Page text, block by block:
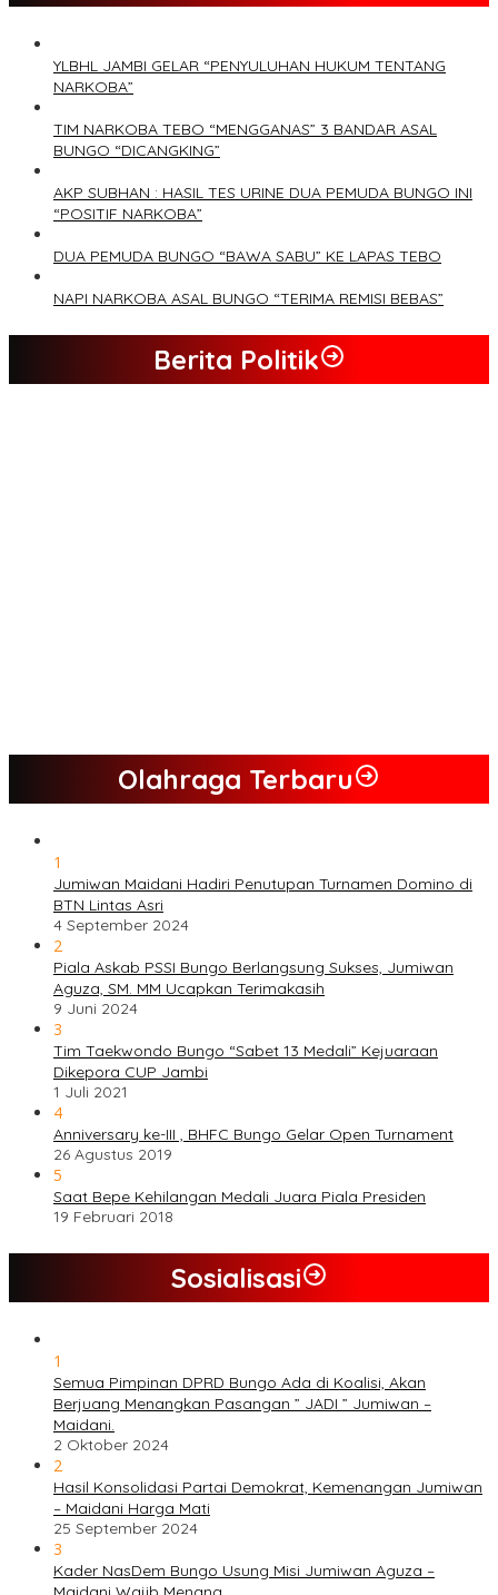
YLBHL JAMBI GELAR “PENYULUHAN HUKUM TENTANG
NARKOBA”
TIM NARKOBA TEBO “MENGGANAS” 3 BANDAR ASAL
BUNGO “DICANGKING”
AKP SUBHAN : HASIL TES URINE DUA PEMUDA BUNGO INI
“POSITIF NARKOBA”
DUA PEMUDA BUNGO “BAWA SABU” KE LAPAS TEBO
NAPI NARKOBA ASAL BUNGO “TERIMA REMISI BEBAS”
Berita Politik
Olahraga Terbaru
1
Jumiwan Maidani Hadiri Penutupan Turnamen Domino di
BTN Lintas Asri
4 September 2024
2
Piala Askab PSSI Bungo Berlangsung Sukses, Jumiwan
Aguza, SM. MM Ucapkan Terimakasih
9 Juni 2024
3
Tim Taekwondo Bungo “Sabet 13 Medali” Kejuaraan
Dikepora CUP Jambi
1 Juli 2021
4
Anniversary ke-III , BHFC Bungo Gelar Open Turnament
26 Agustus 2019
5
Saat Bepe Kehilangan Medali Juara Piala Presiden
19 Februari 2018
Sosialisasi
1
Semua Pimpinan DPRD Bungo Ada di Koalisi, Akan
Berjuang Menangkan Pasangan ” JADI ” Jumiwan –
Maidani.
2 Oktober 2024
2
Hasil Konsolidasi Partai Demokrat, Kemenangan Jumiwan
– Maidani Harga Mati
25 September 2024
3
Kader NasDem Bungo Usung Misi Jumiwan Aguza –